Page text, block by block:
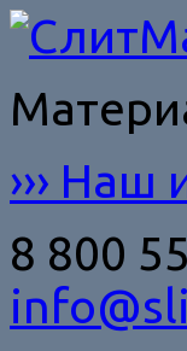
››› Наш
8 800